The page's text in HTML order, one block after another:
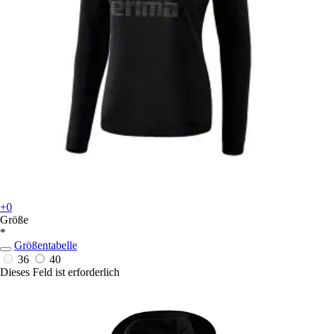
+0
Größe
*
Größentabelle
36
40
Dieses Feld ist erforderlich